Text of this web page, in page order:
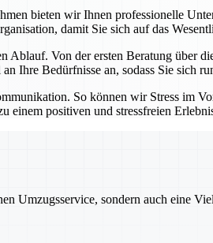
bieten wir Ihnen professionelle
damit Sie sich auf das
Von der ersten Beratung über
Ihre Bedürfnisse an, sodass Sie sich
So können wir Stress im
einem positiven und stressfreien
Umzugsservice, sondern auch eine